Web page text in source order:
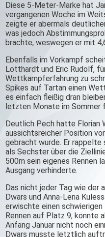
Diese 5-Meter-Marke hat
vergangenen Woche im
zeigte er abermals
was jedoch
brachte, weswegen er mit
Ebenfalls im Vorkampf
Lotthardt und Eric Rudolf,
Wettkampferfahrung zu
Spikes auf Tartan einen
es einfach fleißig dran
letzten Monate im Sommer
Deutlich Pech hatte Florian
aussichtsreicher Position
gebracht wurde. Er
als Sechster über die
500m sein eigenes Rennen
Ausgang verhinderte.
Das nicht jeder Tag wie der
Dwars und Anna-Lena
erwischte einen
Rennen auf Platz 9, konnte
Anfang Januar nicht noch
Dwars musste letztlich